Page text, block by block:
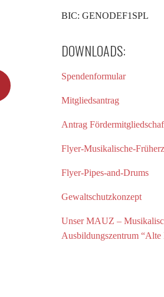
BIC: GENODEF1SPL
DOWNLOADS:
Spendenformular
Mitgliedsantrag
Antrag
Flyer-Musikalische-
Flyer-Pipes-and-Drums
Gewaltschutzkonzept
Unser MAUZ –
Ausbildungszentrum “Alte